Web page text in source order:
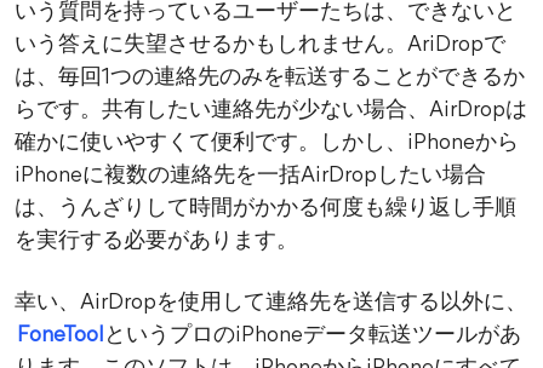
いう質問を持っているユーザーたちは、できないと
いう答えに失望させるかもしれません。AriDropで
は、毎回1つの連絡先のみを転送することができるか
らです。共有したい連絡先が少ない場合、AirDropは
確かに使いやすくて便利です。しかし、iPhoneから
iPhoneに複数の連絡先を一括AirDropしたい場合
は、うんざりして時間がかかる何度も繰り返し手順
を実行する必要があります。
幸い、AirDropを使用して連絡先を送信する以外に、
FoneTool というプロのiPhoneデータ転送ツールがあ